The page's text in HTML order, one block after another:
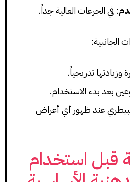
: في الجرعات العالية جداً.
الجانبية:
وزيادتها تدريجياً.
بعد بدء الاستخدام.
عند ظهور أي أعراض
قبل استخدام